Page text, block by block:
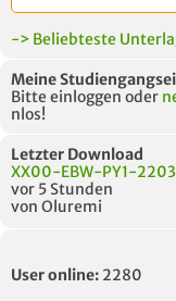
-> Beliebteste
Meine
Bitte einloggen oder
nlos!
Letzter Download
XX00-EBW-PY1-
vor 5 Stunden
von Oluremi
User online: 2280